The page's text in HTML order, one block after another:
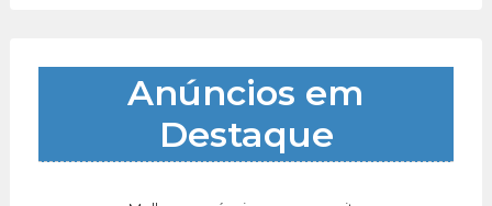
Anúncios em
Destaque